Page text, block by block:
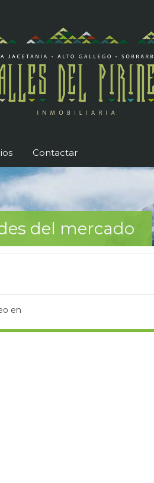
Contactar
del mercado
en